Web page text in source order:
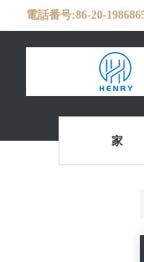
電話番号:86-20-
家